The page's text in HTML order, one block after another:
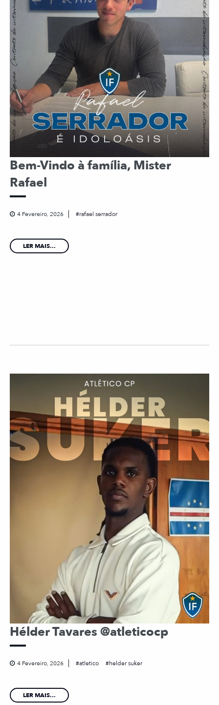
Bem-Vindo à família, Mister
Rafael
4 Fevereiro, 2026 rafael serrador
LER MAIS...
Hélder Tavares @atleticocp
4 Fevereiro, 2026 atletico helder suker
LER MAIS...